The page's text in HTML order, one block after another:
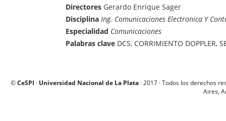
Directores Gerardo Enrique Sager
Disciplina Ing. Comunicaciones Electronica Y
Especialidad Comunicaciones
Palabras clave DCS, CORRIMIENTO DOPPLER,
©CeSPI · Universidad Nacional de La Plata · 2017 · Todos los derechos
Aires,